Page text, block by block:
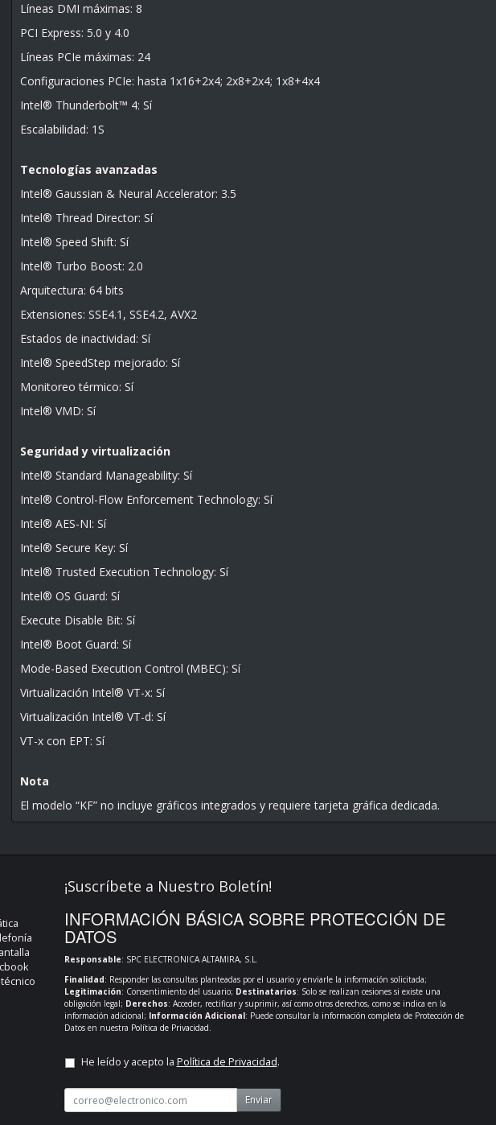
Líneas DMI máximas: 8
PCI Express: 5.0 y 4.0
Líneas PCIe máximas: 24
Configuraciones PCIe: hasta 1x16+2x4; 2x8+2x4; 1x8+4x4
Intel® Thunderbolt™ 4: Sí
Escalabilidad: 1S
Tecnologías avanzadas
Intel® Gaussian & Neural Accelerator: 3.5
Intel® Thread Director: Sí
Intel® Speed Shift: Sí
Intel® Turbo Boost: 2.0
Arquitectura: 64 bits
Extensiones: SSE4.1, SSE4.2, AVX2
Estados de inactividad: Sí
Intel® SpeedStep mejorado: Sí
Monitoreo térmico: Sí
Intel® VMD: Sí
Seguridad y virtualización
Intel® Standard Manageability: Sí
Intel® Control-Flow Enforcement Technology: Sí
Intel® AES-NI: Sí
Intel® Secure Key: Sí
Intel® Trusted Execution Technology: Sí
Intel® OS Guard: Sí
Execute Disable Bit: Sí
Intel® Boot Guard: Sí
Mode-Based Execution Control (MBEC): Sí
Virtualización Intel® VT-x: Sí
Virtualización Intel® VT-d: Sí
VT-x con EPT: Sí
Nota
El modelo “KF” no incluye gráficos integrados y requiere tarjeta gráfica dedicada.
¡Suscríbete a Nuestro Boletín!
INFORMACIÓN BÁSICA SOBRE PROTECCIÓN DE
DATOS
Responsable: SPC ELECTRONICA ALTAMIRA, S.L.
Finalidad: Responder las consultas planteadas por el usuario y enviarle la información solicitada;
Legitimación: Consentimiento del usuario; Destinatarios: Solo se realizan cesiones si existe una
obligación legal; Derechos: Acceder, rectificar y suprimir, así como otros derechos, como se indica en la
información adicional; Información Adicional: Puede consultar la información completa de Protección de
Datos en nuestra Política de Privacidad.
He leído y acepto la Política de Privacidad.
Enviar